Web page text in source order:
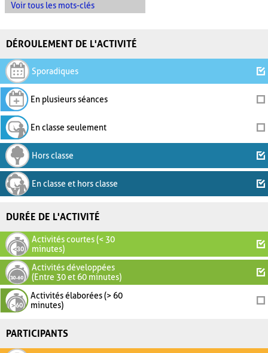
Voir tous les mots-clés
DÉROULEMENT DE L'ACTIVITÉ
Sporadiques
En plusieurs séances
En classe seulement
Hors classe
En classe et hors classe
DURÉE DE L'ACTIVITÉ
Activités courtes (< 30
minutes)
Activités développées
(Entre 30 et 60 minutes)
Activités élaborées (> 60
minutes)
PARTICIPANTS